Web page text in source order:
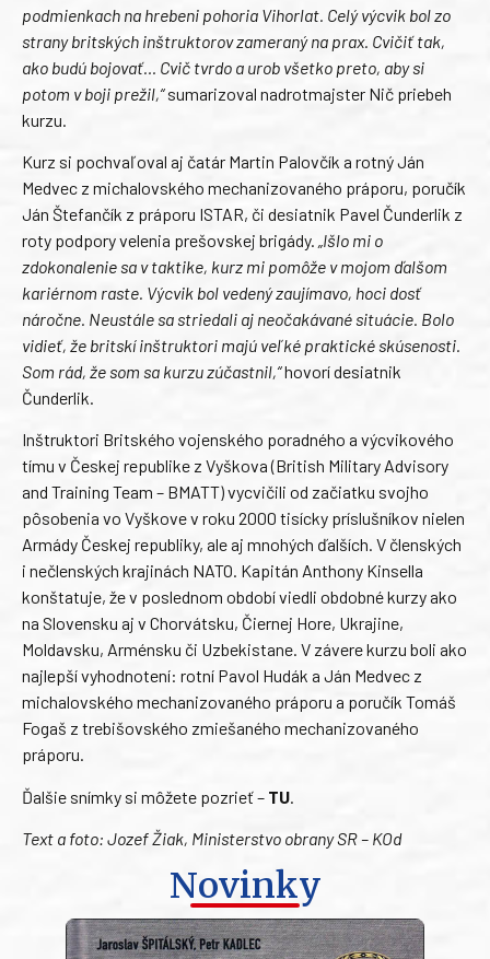
podmienkach na hrebeni pohoria Vihorlat. Celý výcvik bol zo
strany britských inštruktorov zameraný na prax. Cvičiť tak,
ako budú bojovať… Cvič tvrdo a urob všetko preto, aby si
potom v boji prežil,“sumarizoval nadrotmajster Nič priebeh
kurzu.
Kurz si pochvaľoval aj čatár Martin Palovčík a rotný Ján
Medvec z michalovského mechanizovaného práporu, poručík
Ján Štefančík z práporu ISTAR, či desiatnik Pavel Čunderlik z
roty podpory velenia prešovskej brigády. „Išlo mi o
zdokonalenie sa v taktike, kurz mi pomôže v mojom ďalšom
kariérnom raste. Výcvik bol vedený zaujímavo, hoci dosť
náročne. Neustále sa striedali aj neočakávané situácie. Bolo
vidieť, že britskí inštruktori majú veľké praktické skúsenosti.
Som rád, že som sa kurzu zúčastnil,“hovorí desiatnik
Čunderlik.
Inštruktori Britského vojenského poradného a výcvikového
tímu v Českej republike z Vyškova (British Military Advisory
and Training Team – BMATT) vycvičili od začiatku svojho
pôsobenia vo Vyškove v roku 2000 tisícky príslušníkov nielen
Armády Českej republiky, ale aj mnohých ďalších. V členských
i nečlenských krajinách NATO. Kapitán Anthony Kinsella
konštatuje, že v poslednom období viedli obdobné kurzy ako
na Slovensku aj v Chorvátsku, Čiernej Hore, Ukrajine,
Moldavsku, Arménsku či Uzbekistane. V závere kurzu boli ako
najlepší vyhodnotení: rotní Pavol Hudák a Ján Medvec z
michalovského mechanizovaného práporu a poručík Tomáš
Fogaš z trebišovského zmiešaného mechanizovaného
práporu.
Ďalšie snímky si môžete pozrieť – TU
Text a foto: Jozef Žiak, Ministerstvo obrany SR – KOd
Novinky